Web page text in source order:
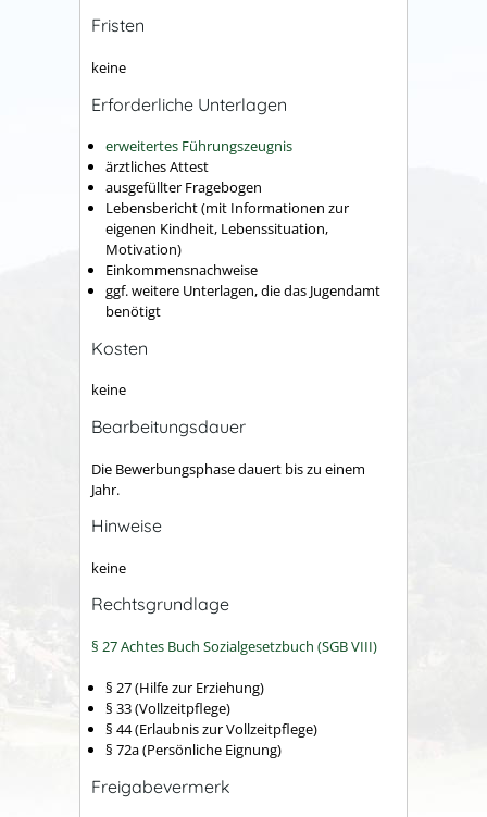
Fristen
keine
Erforderliche Unterlagen
erweitertes Führungszeugnis
ärztliches Attest
ausgefüllter Fragebogen
Lebensbericht (mit Informationen zur
eigenen Kindheit, Lebenssituation,
Motivation)
Einkommensnachweise
ggf. weitere Unterlagen, die das Jugendamt
benötigt
Kosten
keine
Bearbeitungsdauer
Die Bewerbungsphase dauert bis zu einem
Jahr.
Hinweise
keine
Rechtsgrundlage
§ 27 Achtes Buch Sozialgesetzbuch (SGB VIII)
§ 27 (Hilfe zur Erziehung)
§ 33 (Vollzeitpflege)
§ 44 (Erlaubnis zur Vollzeitpflege)
§ 72a (Persönliche Eignung)
Freigabevermerk